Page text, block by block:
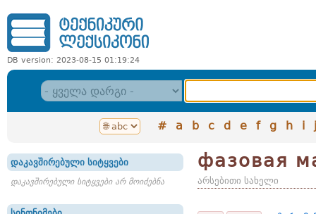
DB version: 2023-08-15 01:19:24
# a b c d e f g h i j
დაკავშირებული სიტყვები
დაკავშირებული სიტყვები არ მოიძებნა
фазовая
არსებითი სახელი